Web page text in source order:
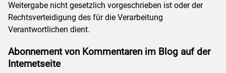
Weitergabe nicht gesetzlich vorgeschrieben ist oder der
Rechtsverteidigung des für die Verarbeitung
Verantwortlichen dient.
Abonnement von Kommentaren im Blog auf der
Internetseite